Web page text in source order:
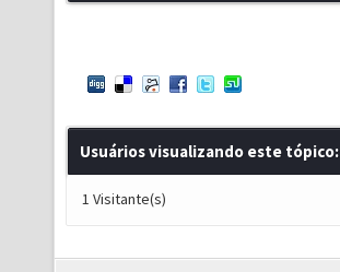
Usuários visualizando este tópico:
1 Visitante(s)